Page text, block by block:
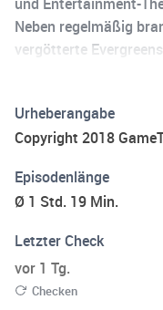
Neben regelmäßig
vergötterte
Urheberangabe
Copyright 2018
Episodenlänge
Ø 1 Std. 19 Min.
Letzter Check
vor 1 Tg.
Checken